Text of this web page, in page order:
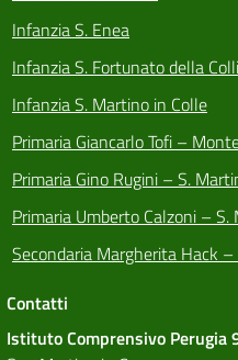
Infanzia S. Enea
Infanzia S. Fortunato della
Infanzia S. Martino in Colle
Primaria Giancarlo Tofi –
Primaria Gino Rugini – S.
Primaria Umberto Calzoni –
Secondaria Margherita Hack
Contatti
Istituto Comprensivo Perugia